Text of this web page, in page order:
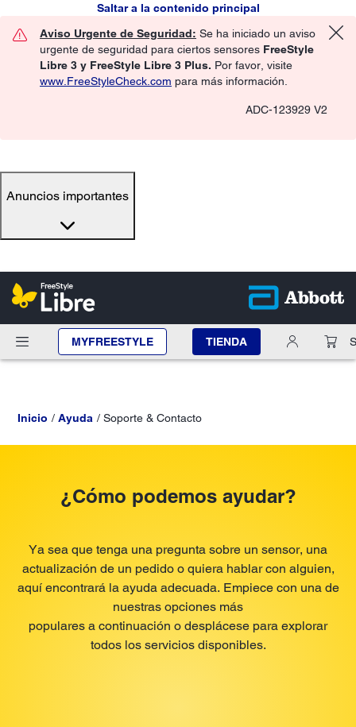
Saltar a la contenido principal
Aviso Urgente de Seguridad: Se ha iniciado un aviso
urgente de seguridad para ciertos sensores FreeStyle
Libre 3 y FreeStyle Libre 3 Plus. Por favor, visite
www.FreeStyleCheck.com para más información.
ADC-123929 V2
Anuncios importantes
MYFREESTYLE TIENDA
Inicio Ayuda Soporte & Contacto
¿Cómo podemos ayudar?
Ya sea que tenga una pregunta sobre un sensor, una
actualización de un pedido o quiera hablar con alguien,
aquí encontrará la ayuda adecuada. Empiece con una de
nuestras opciones más
populares a continuación o desplácese para explorar
todos los servicios disponibles.